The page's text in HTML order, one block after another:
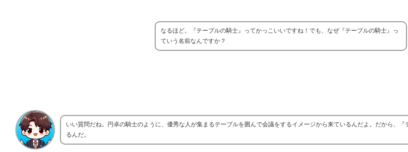
なるほど。『テーブルの騎士』ってかっこいいですね！でも、なぜ『テーブルの騎士』っ
ていう名前なんですか？
いい質問だね。円卓の騎士のように、優秀な人が集まるテーブルを囲んで会議をするイメージから来ているんだよ。だから、
るんだ。